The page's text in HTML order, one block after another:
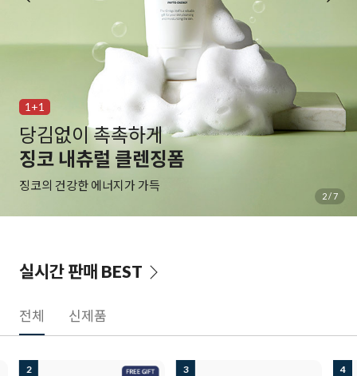
1+1
백탁 NO! 자극 NO!
알바트로스 레포츠 선
3/7
실시간 판매 BEST
전체 신제품
3